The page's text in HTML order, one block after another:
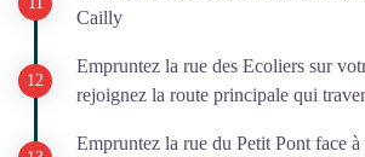
Cailly
Empruntez la rue des Ecoliers sur
rejoignez la route principale qui
Empruntez la rue du Petit Pont face